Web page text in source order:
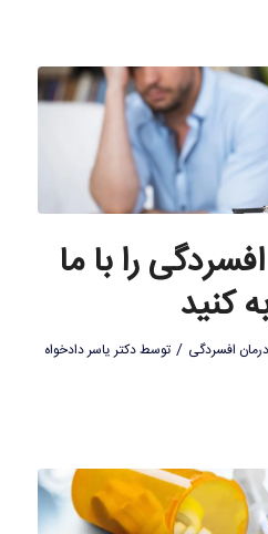
را با ما
کنید
افسردگی / توسطدکتر یاسر دادخواه